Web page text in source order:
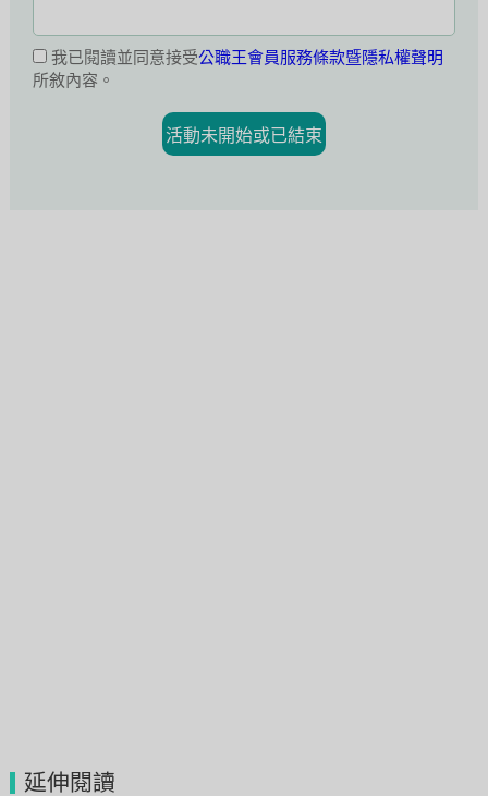
我已閱讀並同意接受公職王會員服務條款暨隱私權聲明
所敘內容。
活動未開始或已結束
延伸閱讀